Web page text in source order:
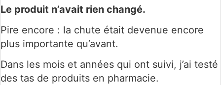
Le produit n’avait rien changé.
Pire encore : la chute était devenue encore
plus importante qu’avant.
Dans les mois et années qui ont suivi, j’ai testé
des tas de produits en pharmacie.